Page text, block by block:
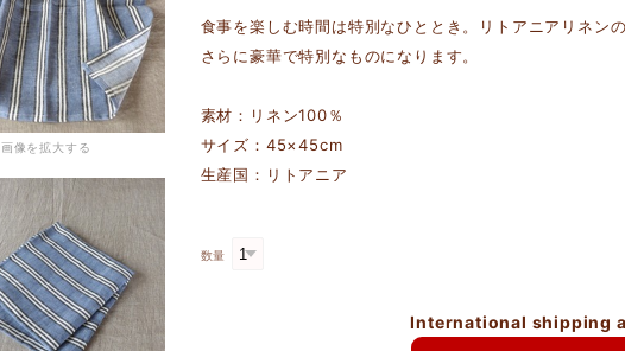
画像を拡大する
食事を楽しむ時間は特別なひととき。リトアニアリネン
さらに豪華で特別なものになります。
素材：リネン100％
サイズ：45×45cm
生産国：リトアニア
数量
International shipping